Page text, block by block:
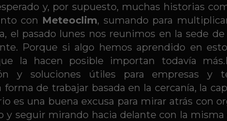
y, por supuesto, muchas historias
con Meteoclim, sumando para
el pasado lunes nos reunimos en la sede
Porque si algo hemos aprendido en
la hacen posible importan todavía
y soluciones útiles para empresas y
de trabajar basada en la cercanía, la
es una buena excusa para mirar atrás con
seguir mirando hacia delante con la misma